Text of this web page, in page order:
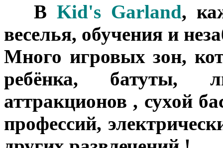
В Kid's Garland,
веселья, обучения и
Много игровых зон,
ребёнка, батуты,
аттракционов , сухой
профессий,